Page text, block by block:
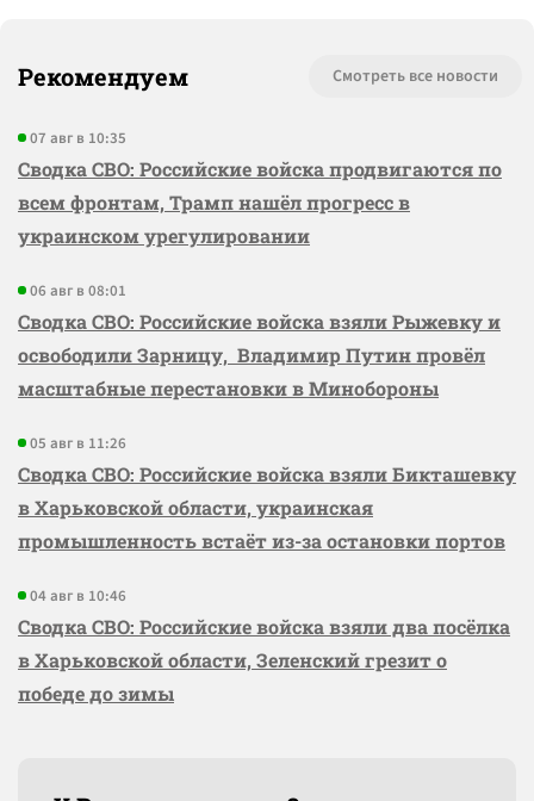
Рекомендуем Смотреть все новости
07 авг в 10:35
Сводка СВО: Российские войска продвигаются по
всем фронтам, Трамп нашёл прогресс в
украинском урегулировании
06 авг в 08:01
Сводка СВО: Российские войска взяли Рыжевку и
освободили Зарницу, Владимир Путин провёл
масштабные перестановки в Минобороны
05 авг в 11:26
Сводка СВО: Российские войска взяли Бикташевку
в Харьковской области, украинская
промышленность встаёт из-за остановки портов
04 авг в 10:46
Сводка СВО: Российские войска взяли два посёлка
в Харьковской области, Зеленский грезит о
победе до зимы